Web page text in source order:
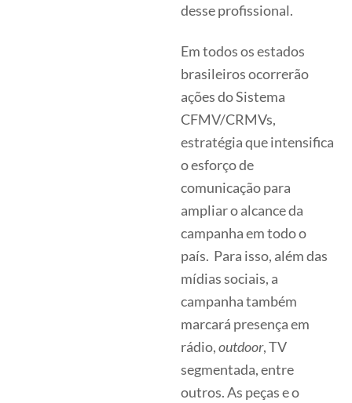
desse profissional.
Em todos os estados
brasileiros ocorrerão
ações do Sistema
CFMV/CRMVs,
estratégia que intensifica
o esforço de
comunicação para
ampliar o alcance da
campanha em todo o
país. Para isso, além das
mídias sociais, a
campanha também
marcará presença em
rádio,outdoor, TV
segmentada, entre
outros. As peças e o